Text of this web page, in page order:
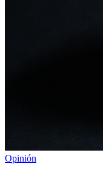
Opinión